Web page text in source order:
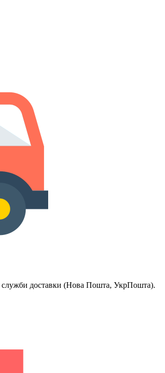
служби доставки (Нова Пошта, УкрПошта).